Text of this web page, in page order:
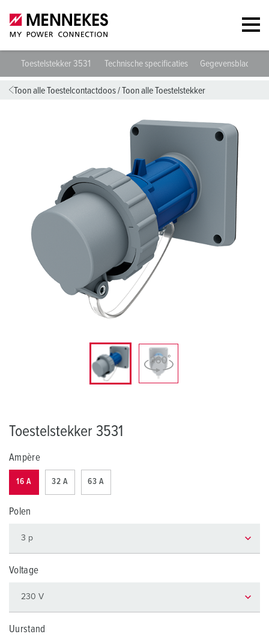
Toestelstekker 3531 Technische specificaties Gegevensbladen &
Toon alle Toestelcontactdoos/Toon alle Toestelstekker
Toestelstekker 3531
Ampère
16 A 32 A 63 A
Polen
Voltage
Uurstand